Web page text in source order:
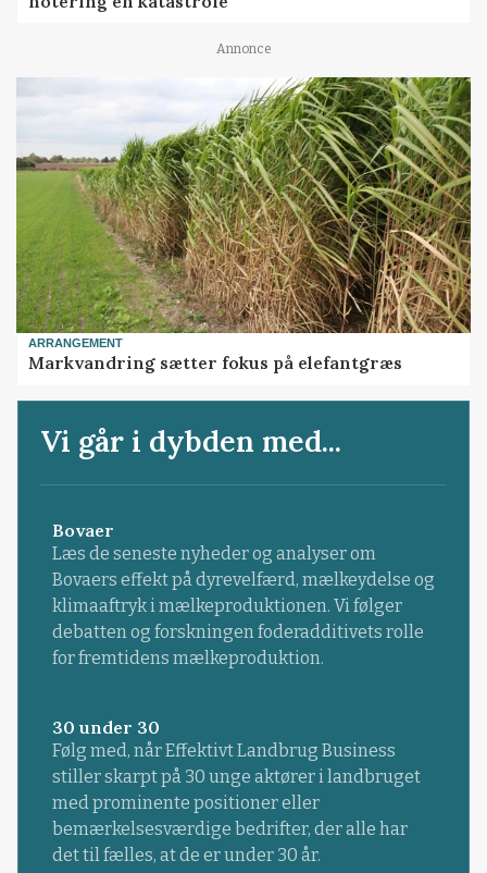
Annonce
ARRANGEMENT
Markvandring sætter fokus på elefantgræs
Vi går i dybden med...
Bovaer
Læs de seneste nyheder og analyser om
Bovaers effekt på dyrevelfærd, mælkeydelse og
klimaaftryk i mælkeproduktionen. Vi følger
debatten og forskningen foderadditivets rolle
for fremtidens mælkeproduktion.
30 under 30
Følg med, når Effektivt Landbrug Business
stiller skarpt på 30 unge aktører i landbruget
med prominente positioner eller
bemærkelsesværdige bedrifter, der alle har
det til fælles, at de er under 30 år.